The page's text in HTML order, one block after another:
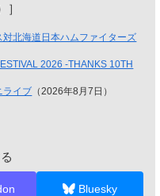
北海道日本ハムファイターズ
2026 -THANKS 10TH
ライブ （2026年8月7日）
Bluesky